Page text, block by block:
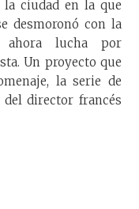
ciudad en la que
desmoronó con la
lucha por
Un proyecto que
la serie de
del director francés